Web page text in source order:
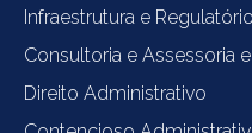
Infraestrutura e Regulatório
Consultoria e Assessoria
Direito Administrativo